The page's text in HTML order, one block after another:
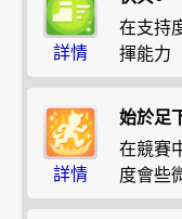
詳情
在支持
揮能力
詳情
始於足
在競賽
度會些